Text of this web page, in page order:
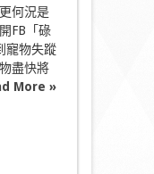
何況是
FB「碌
寵物失蹤
盡快將
More »